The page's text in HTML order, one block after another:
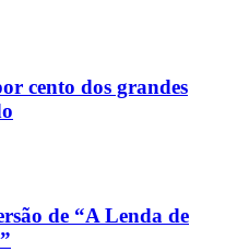
cento dos grandes
de “A Lenda de